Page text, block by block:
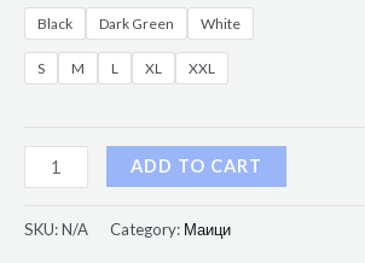
Black Dark Green White
S M L XL XXL
ADD TO CART
SKU:N/A Category: Маици